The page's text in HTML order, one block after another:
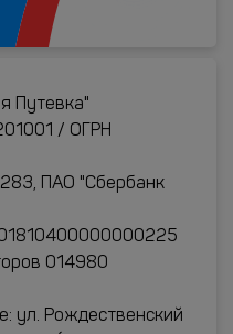
Путевка"
/ ОГРН
ПАО "Сбербанк
014980
ул. Рождественский